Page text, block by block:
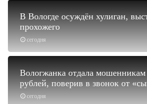
сегодня
В Вологде осуждён хулиган,
прохожего
сегодня
Вологжанка отдала
рублей, поверив в звонок от